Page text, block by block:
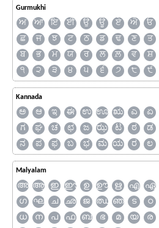
Gurmukhi
ਅ ਆ ਇ ਈ ਉ ਊ ਏ ਐ ਓ
ਛ
ਜ ਝ ਟ ਠ ਡ ਢ ਣ ਤ
ਬ
ਭ ਮ ਯ ਰ ਲ ਲ਼ ਵ ਸ਼
੧
੨ ੩ ੪ ੫ ੬ ੭ ੮ ੯
Kannada
ಅ ಆ ಇ ಈ ಉ ಊ ಋ ಎ ಏ
ಗ
ಘ ಚ ಛ ಜ ಝ ಟ ಠ ಡ
ನ
ಪ ಫ ಬ ಭ ಮ ಯ ರ ಲ
Malyalam
അ ആ ഇ ഈ ഉ ഊ ഋ എ ഏ
ഗ
ഘ ച ഛ ജ ഝ ഞ ട ഠ
ധ
ന പ ഫ ബ ഭ മ യ ര